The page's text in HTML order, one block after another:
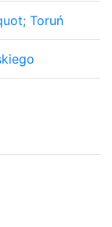
Toruń